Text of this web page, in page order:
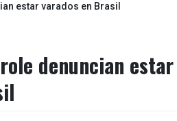
estar varados en Brasil
denuncian estar